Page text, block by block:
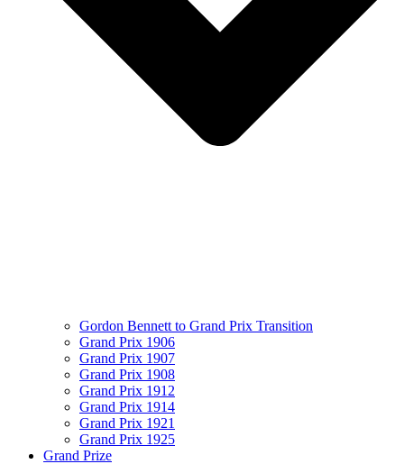
Gordon Bennett to Grand Prix Transition
Grand Prix 1906
Grand Prix 1907
Grand Prix 1908
Grand Prix 1912
Grand Prix 1914
Grand Prix 1921
Grand Prix 1925
Grand Prize